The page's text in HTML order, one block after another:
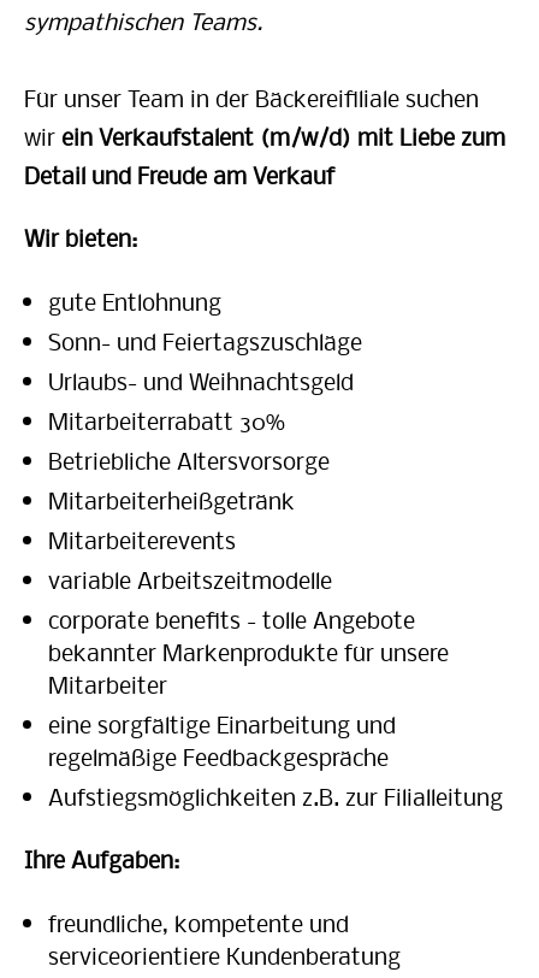
sympathischen Teams.
Für unser Team in der Bäckereifiliale suchen
wirein Verkaufstalent (m/w/d) mit Liebe zum
Detail und Freude am Verkauf
Wir bieten:
gute Entlohnung
Sonn- und Feiertagszuschläge
Urlaubs- und Weihnachtsgeld
Mitarbeiterrabatt 30%
Betriebliche Altersvorsorge
Mitarbeiterheißgetränk
Mitarbeiterevents
variable Arbeitszeitmodelle
corporate benefits - tolle Angebote
bekannter Markenprodukte für unsere
Mitarbeiter
eine sorgfältige Einarbeitung und
regelmäßige Feedbackgespräche
Aufstiegsmöglichkeiten z.B. zur Filialleitung
Ihre Aufgaben:
freundliche, kompetente und
serviceorientiere Kundenberatung